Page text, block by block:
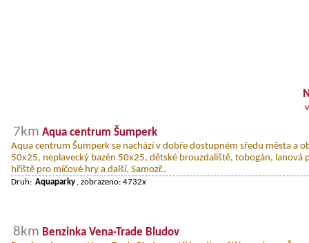
7km Aqua centrum Šumperk
Aqua centrum Šumperk se nachází v dobře dostupném sředu města a
50x25, neplavecký bazén 50x25, dětské brouzdaliště, tobogán, lanová
hřiště pro míčové hry a další. Samozř..
Druh: Aquaparky , zobrazeno: 4732x
8km Benzinka Vena-Trade Bludov